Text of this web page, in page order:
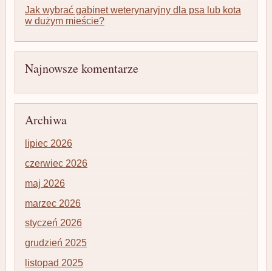
Jak wybrać gabinet weterynaryjny dla psa lub kota
w dużym mieście?
Najnowsze komentarze
Archiwa
lipiec 2026
czerwiec 2026
maj 2026
marzec 2026
styczeń 2026
grudzień 2025
listopad 2025